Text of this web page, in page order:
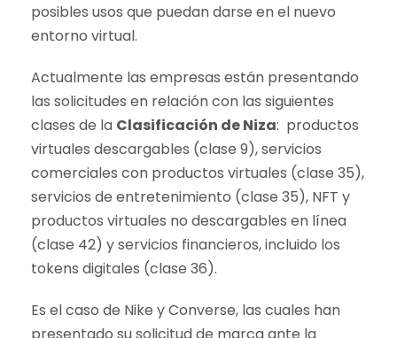
posibles usos que puedan darse en el nuevo
entorno virtual.
Actualmente las empresas están presentando
las solicitudes en relación con las siguientes
clases de la Clasificación de Niza: productos
virtuales descargables (clase 9), servicios
comerciales con productos virtuales (clase 35),
servicios de entretenimiento (clase 35), NFT y
productos virtuales no descargables en línea
(clase 42) y servicios financieros, incluido los
tokens digitales (clase 36).
Es el caso de Nike y Converse, las cuales han
presentado su solicitud de marca ante la